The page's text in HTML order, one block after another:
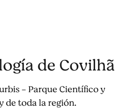
de Covilhã
- Parque Científico y
de toda la región.